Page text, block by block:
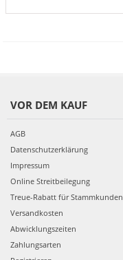
VOR DEM KAUF
AGB
Datenschutzerklärung
Impressum
Online Streitbeilegung
Treue-Rabatt für Stammkunden
Versandkosten
Abwicklungszeiten
Zahlungsarten